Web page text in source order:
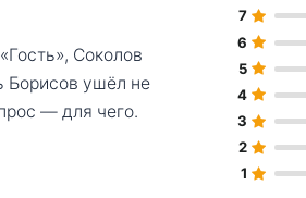
Соколов
Борисов ушёл не
— для чего.
7
6
5
4
3
2
1